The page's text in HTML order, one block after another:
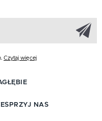
Czytaj więcej
NAS